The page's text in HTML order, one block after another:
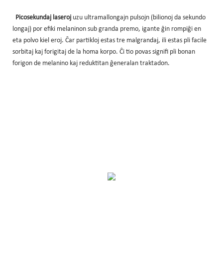
Picosekundaj laseroj uzu ultramallongajn pulsojn (bilionoj da sekundo
longaj) por efiki melaninon sub granda premo, igante ĝin rompiĝi en
eta polvo kiel eroj. Ĉar partikloj estas tre malgrandaj, ili estas pli facile
sorbitaj kaj forigitaj de la homa korpo. Ĉi tio povas signifi pli bonan
forigon de melanino kaj reduktitan ĝeneralan traktadon.